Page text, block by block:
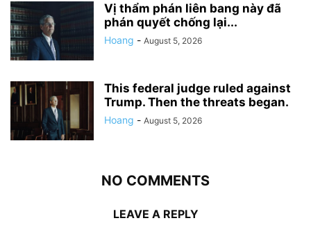
Vị thẩm phán liên bang này đã
phán quyết chống lại...
Hoang - August 5, 2026
This federal judge ruled against
Trump. Then the threats began.
Hoang - August 5, 2026
NO COMMENTS
LEAVE A REPLY